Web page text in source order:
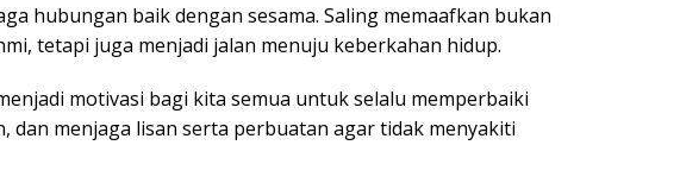
hubungan baik dengan sesama. Saling memaafkan bukan
tetapi juga menjadi jalan menuju keberkahan hidup.
motivasi bagi kita semua untuk selalu memperbaiki
dan menjaga lisan serta perbuatan agar tidak menyakiti